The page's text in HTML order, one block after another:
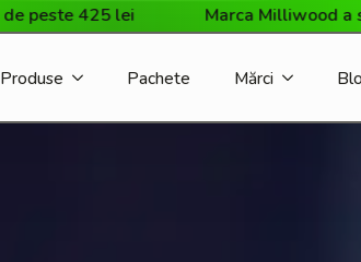
Marca Milliwood a sosit în magazinul
Produse Pachete Mărci